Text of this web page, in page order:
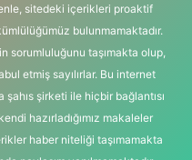
sitedeki içerikleri proaktif
bulunmamaktadır.
sorumluluğunu taşımakta olup,
etmiş sayılırlar. Bu internet
şirketi ile hiçbir bağlantısı
hazırladığımız makaleler
haber niteliği taşımamakta